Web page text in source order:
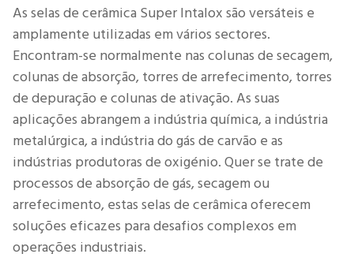
As selas de cerâmica Super Intalox são versáteis e
amplamente utilizadas em vários sectores.
Encontram-se normalmente nas colunas de secagem,
colunas de absorção, torres de arrefecimento, torres
de depuração e colunas de ativação. As suas
aplicações abrangem a indústria química, a indústria
metalúrgica, a indústria do gás de carvão e as
indústrias produtoras de oxigénio. Quer se trate de
processos de absorção de gás, secagem ou
arrefecimento, estas selas de cerâmica oferecem
soluções eficazes para desafios complexos em
operações industriais.